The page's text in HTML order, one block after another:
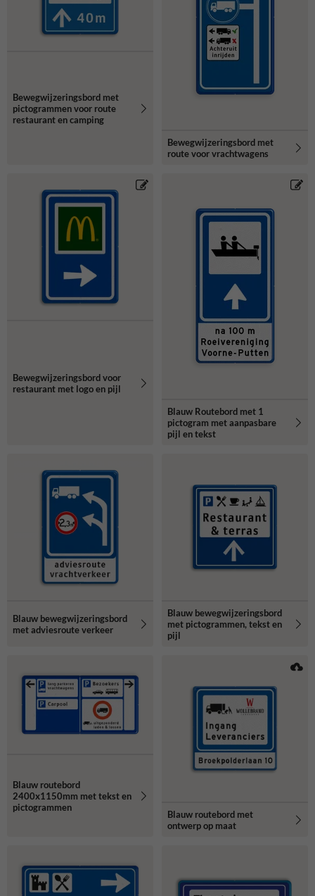
Bewegwijzeringsbord met
pictogrammen voor route
restaurant en camping
Bewegwijzeringsbord met
route voor vrachtwagens
Bewegwijzeringsbord voor
restaurant met logo en pijl
Blauw Routebord met 1
pictogram met aanpasbare
pijl en tekst
Blauw bewegwijzeringsbord
met adviesroute verkeer
Blauw bewegwijzeringsbord
met pictogrammen, tekst en
pijl
Blauw routebord
2400x1150mm met tekst en
pictogrammen
Blauw routebord met
ontwerp op maat